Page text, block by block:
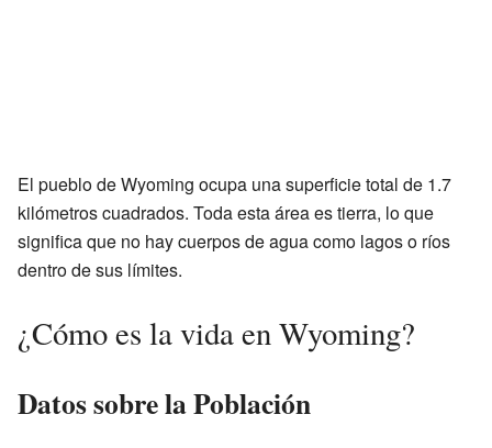
El pueblo de Wyoming ocupa una superficie total de 1.7
kilómetros cuadrados. Toda esta área es tierra, lo que
significa que no hay cuerpos de agua como lagos o ríos
dentro de sus límites.
¿Cómo es la vida en Wyoming?
Datos sobre la Población